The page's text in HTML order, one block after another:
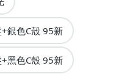
銀色C殼 95新
黑色C殼 95新